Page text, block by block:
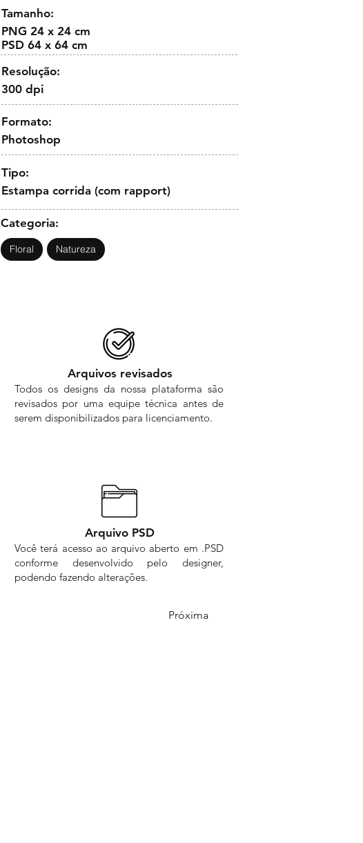
Tamanho:
PNG 24 x 24 cm
PSD 64 x 64 cm
Resolução:
300 dpi
Formato:
Photoshop
Tipo:
Estampa corrida (com rapport)
Categoria:
Floral Natureza
Arquivos revisados
Todos os designs da nossa plataforma são
revisados por uma equipe técnica antes de
serem disponibilizados para licenciamento.
Arquivo PSD
Você terá acesso ao arquivo aberto em .PSD
conforme desenvolvido pelo designer,
podendo fazendo alterações.
Próxima